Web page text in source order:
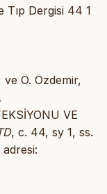
Tıp Dergisi 44 1
Ö. Özdemir,
VE
, c. 44, sy 1, ss.